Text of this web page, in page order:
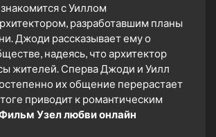
с Уиллом
разработавшим планы
Джоди рассказывает ему о
надеясь, что архитектор
жителей. Сперва Джоди и Уилл
их общение перерастает
приводит к романтическим
Узел любви онлайн